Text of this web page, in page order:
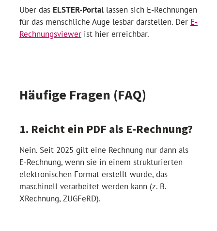
Über das ELSTER-Portal lassen sich E-Rechnungen
für das menschliche Auge lesbar darstellen. Der E-
Rechnungsviewer ist hier erreichbar.
Häufige Fragen (FAQ)
1. Reicht ein PDF als E-Rechnung?
Nein. Seit 2025 gilt eine Rechnung nur dann als
E-Rechnung, wenn sie in einem strukturierten
elektronischen Format erstellt wurde, das
maschinell verarbeitet werden kann (z. B.
XRechnung, ZUGFeRD).